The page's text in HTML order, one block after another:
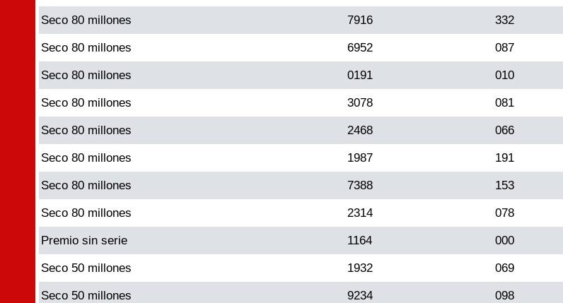
Seco 80 millones 7916 332
Seco 80 millones 6952 087
Seco 80 millones 0191 010
Seco 80 millones 3078 081
Seco 80 millones 2468 066
Seco 80 millones 1987 191
Seco 80 millones 7388 153
Seco 80 millones 2314 078
Premio sin serie 1164 000
Seco 50 millones 1932 069
Seco 50 millones 9234 098